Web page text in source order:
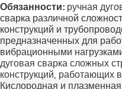
Обязанности: ручная
сварка различной
конструкций и
предназначенных для
вибрационными
дуговая сварка сложных
конструкций, работающих
Кислородная и